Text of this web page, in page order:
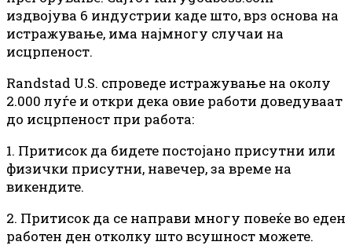
издвојува 6 индустрии каде што, врз основа на
истражување, има најмногу случаи на
исцрпеност.
Randstad U.S. спроведе истражување на околу
2.000 луѓе и откри дека овие работи доведуваат
до исцрпеност при работа:
1. Притисок да бидете постојано присутни или
физички присутни, навечер, за време на
викендите.
2. Притисок да се направи многу повеќе во еден
работен ден отколку што всушност можете.